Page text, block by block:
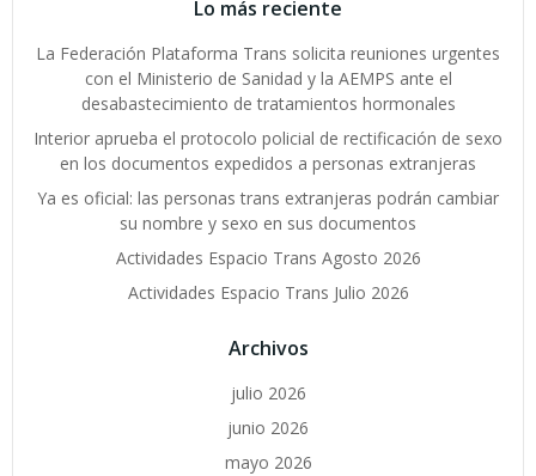
Lo más reciente
La Federación Plataforma Trans solicita reuniones urgentes
con el Ministerio de Sanidad y la AEMPS ante el
desabastecimiento de tratamientos hormonales
Interior aprueba el protocolo policial de rectificación de sexo
en los documentos expedidos a personas extranjeras
Ya es oficial: las personas trans extranjeras podrán cambiar
su nombre y sexo en sus documentos
Actividades Espacio Trans Agosto 2026
Actividades Espacio Trans Julio 2026
Archivos
julio 2026
junio 2026
mayo 2026